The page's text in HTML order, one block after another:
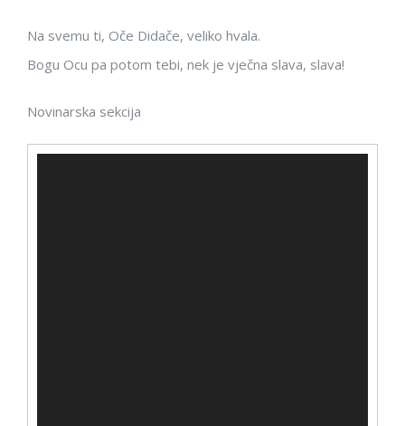
Na svemu ti, Oče Didače, veliko hvala.
Bogu Ocu pa potom tebi, nek je vječna slava, slava!
Novinarska sekcija